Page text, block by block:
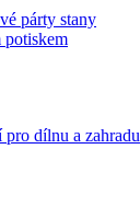
párty stany
potiskem
pro dílnu a zahradu